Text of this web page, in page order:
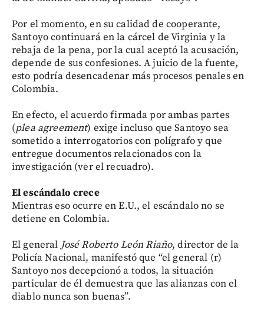
Por el momento, en su calidad de cooperante,
Santoyo continuará en la cárcel de Virginia y la
rebaja de la pena, por la cual aceptó la acusación,
depende de sus confesiones. A juicio de la fuente,
esto podría desencadenar más procesos penales en
Colombia.
En efecto, el acuerdo firmada por ambas partes
(plea agreement) exige incluso que Santoyo sea
sometido a interrogatorios con polígrafo y que
entregue documentos relacionados con la
investigación (ver el recuadro).
El escándalo crece
Mientras eso ocurre en E.U., el escándalo no se
detiene en Colombia.
El general José Roberto León Riaño, director de la
Policía Nacional, manifestó que “el general (r)
Santoyo nos decepcionó a todos, la situación
particular de él demuestra que las alianzas con el
diablo nunca son buenas”.